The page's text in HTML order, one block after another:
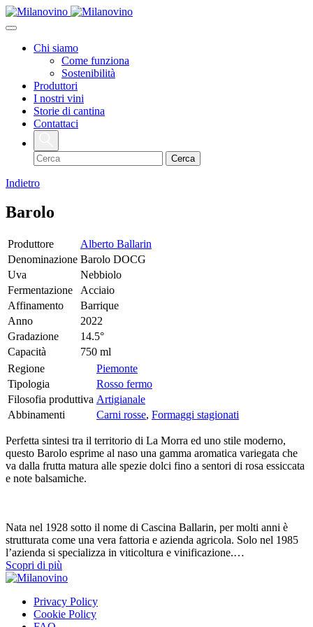
Chi siamo
Come funziona
Sostenibilità
Produttori
I nostri vini
Storie di cantina
Contattaci
Indietro
Barolo
Produttore
Alberto Ballarin
Denominazione Barolo DOCG
Uva
Nebbiolo
Fermentazione
Acciaio
Affinamento
Barrique
Anno
2022
Gradazione
14.5°
Capacità
750 ml
Regione
Piemonte
Tipologia
Rosso fermo
Filosofia produttiva Artigianale
Abbinamenti
Carni rosse, Formaggi stagionati
Perfetta sintesi tra il territorio di La Morra ed uno stile moderno,
questo Barolo esprime al naso una gamma aromatica variegata che
va dalla frutta matura alle spezie dolci fino a sentori di rosa essiccata
e note balsamiche.
Nata nel 1928 sotto il nome di Cascina Ballarin, per molti anni è
strutturata come una vera fattoria e azienda agricola. Solo nel 1985
l’azienda si specializza in viticoltura e vinificazione.…
Scopri di più
Privacy Policy
Cookie Policy